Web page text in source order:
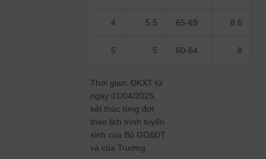
4 5.5 65-69 8.5
5 5 60-64 8
Thời gian: ĐKXT từ
ngày 01/04/2025,
kết thúc từng đợt
theo lịch trình tuyển
sinh của Bộ GD&ĐT
và của Trường.